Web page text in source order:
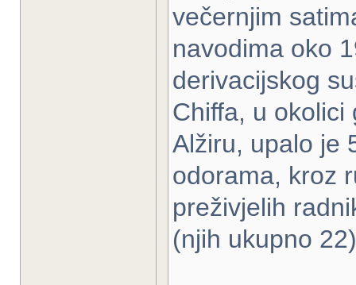
večernjim
navodima oko
derivacijskog
Chiffa, u okolici
Alžiru, upalo je
odorama, kroz
preživjelih
(njih ukupno